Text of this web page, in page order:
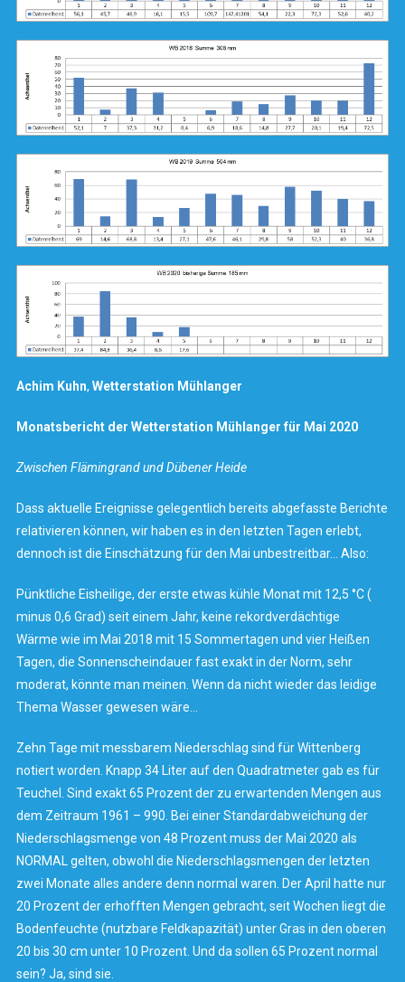
Achim Kuhn, Wetterstation Mühlanger
Monatsbericht der Wetterstation Mühlanger für Mai 2020
Zwischen Flämingrand und Dübener Heide
Dass aktuelle Ereignisse gelegentlich bereits abgefasste Berichte
relativieren können, wir haben es in den letzten Tagen erlebt,
dennoch ist die Einschätzung für den Mai unbestreitbar… Also:
Pünktliche Eisheilige, der erste etwas kühle Monat mit 12,5 °C (
minus 0,6 Grad) seit einem Jahr, keine rekordverdächtige
Wärme wie im Mai 2018 mit 15 Sommertagen und vier Heißen
Tagen, die Sonnenscheindauer fast exakt in der Norm, sehr
moderat, könnte man meinen. Wenn da nicht wieder das leidige
Thema Wasser gewesen wäre…
Zehn Tage mit messbarem Niederschlag sind für Wittenberg
notiert worden. Knapp 34 Liter auf den Quadratmeter gab es für
Teuchel. Sind exakt 65 Prozent der zu erwartenden Mengen aus
dem Zeitraum 1961 – 990. Bei einer Standardabweichung der
Niederschlagsmenge von 48 Prozent muss der Mai 2020 als
NORMAL gelten, obwohl die Niederschlagsmengen der letzten
zwei Monate alles andere denn normal waren. Der April hatte nur
20 Prozent der erhofften Mengen gebracht, seit Wochen liegt die
Bodenfeuchte (nutzbare Feldkapazität) unter Gras in den oberen
20 bis 30 cm unter 10 Prozent. Und da sollen 65 Prozent normal
sein? Ja, sind sie.